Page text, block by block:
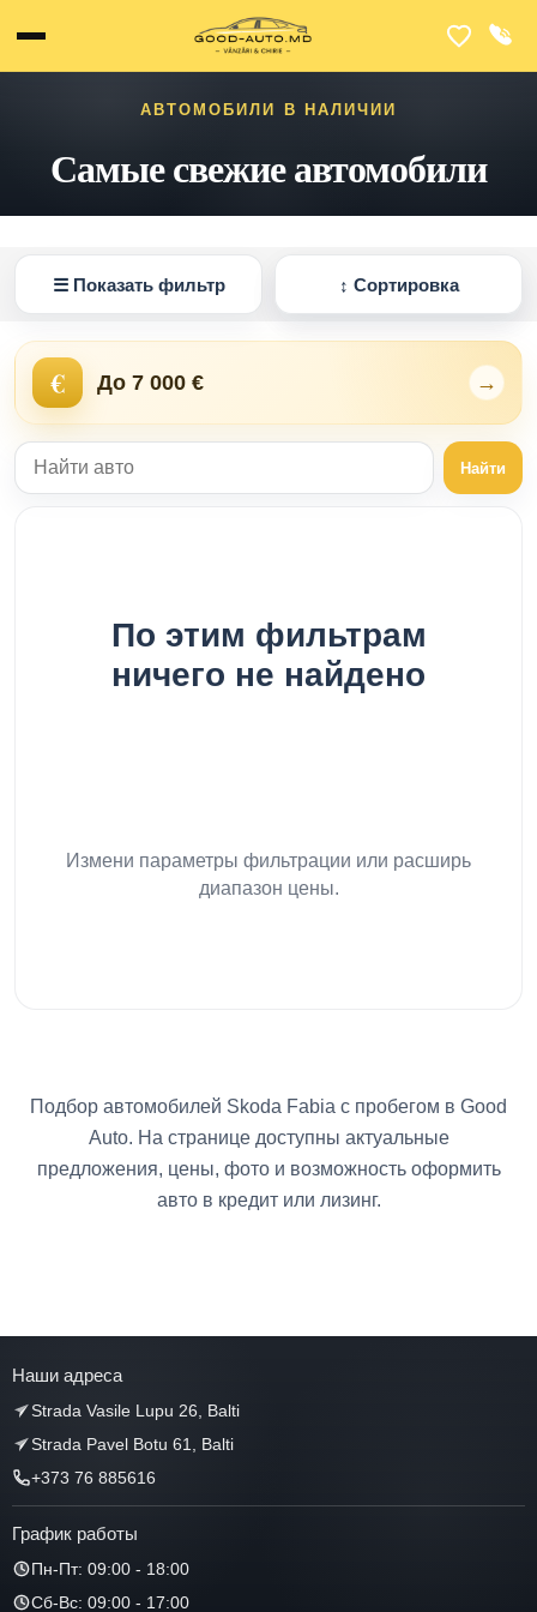
АВТОМОБИЛИ В НАЛИЧИИ
Самые свежие автомобили
☰ Показать фильтр ↕ Сортировка
€ До 7 000 € →
Найти
По этим фильтрам
ничего не найдено
Измени параметры фильтрации или расширь
диапазон цены.
Подбор автомобилей Skoda Fabia с пробегом в Good
Auto. На странице доступны актуальные
предложения, цены, фото и возможность оформить
авто в кредит или лизинг.
Наши адреса
Strada Vasile Lupu 26, Balti
Strada Pavel Botu 61, Balti
+373 76 885616
График работы
Пн-Пт: 09:00 - 18:00
Сб-Вс: 09:00 - 17:00